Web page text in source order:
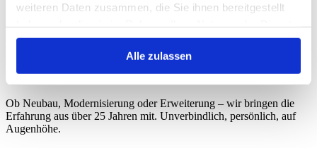
weiteren Daten zusammen, die Sie ihnen bereitgestellt
gesammelt haben.
Alle zulassen
Schlagwort: Monitoring Leitstand
Keine Beiträge gefunden.
Sprechen wir über Ihren Kontroll∞raum.
Ob Neubau, Modernisierung oder Erweiterung – wir bringen die
Erfahrung aus über 25 Jahren mit. Unverbindlich, persönlich, auf
Augenhöhe.